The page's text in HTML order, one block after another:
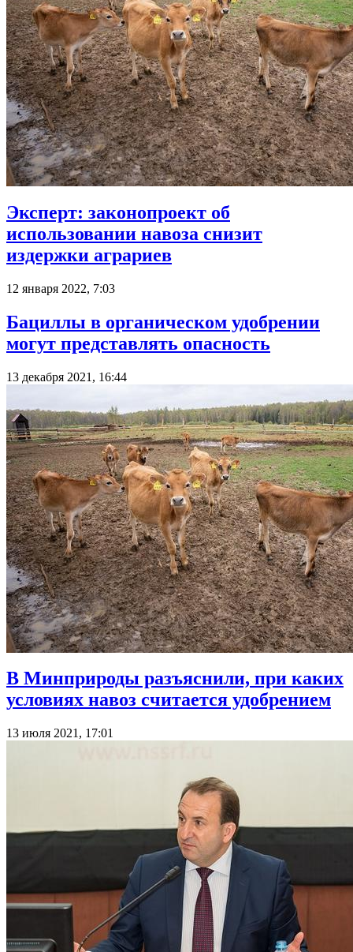
Эксперт: законопроект об
использовании навоза снизит
издержки аграриев
12 января 2022, 7:03
Бациллы в органическом удобрении
могут представлять опасность
13 декабря 2021, 16:44
В Минприроды разъяснили, при каких
условиях навоз считается удобрением
13 июля 2021, 17:01